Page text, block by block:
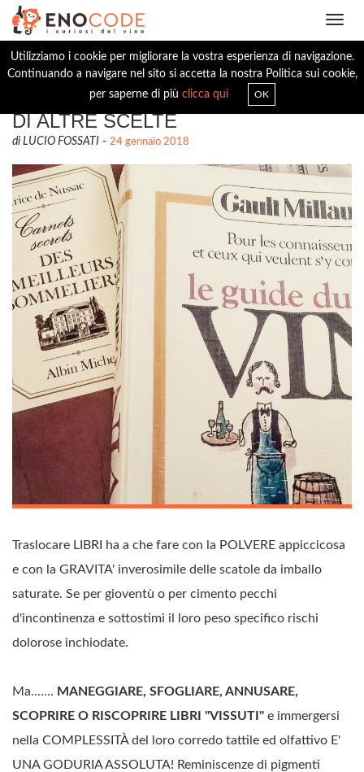
Utilizziamo i cookie per migliorare la vostra esperienza di navigazione.
Continuando a navigare nel sito si accetta la nostra Politica sui cookie,
per saperne di più clicca qui OK
DI ALTRA FRANCIA, DI ALTRI VINI E
DI ALTRE SCELTE
di LUCIO FOSSATI - 24 gennaio 2018
Traslocare LIBRI ha a che fare con la POLVERE appiccicosa
e con la GRAVITA' inverosimile delle scatole da imballo
saturate. Se per gioventù o per cimento pecchi
d'incontinenza e sottostimi il loro peso specifico rischi
dolorose inchiodate.
Ma....... MANEGGIARE, SFOGLIARE, ANNUSARE,
SCOPRIRE O RISCOPRIRE LIBRI "VISSUTI" e immergersi
nella COMPLESSITÀ del loro corredo tattile ed olfattivo E'
UNA GODURIA ASSOLUTA! Reminiscenze di pigmenti